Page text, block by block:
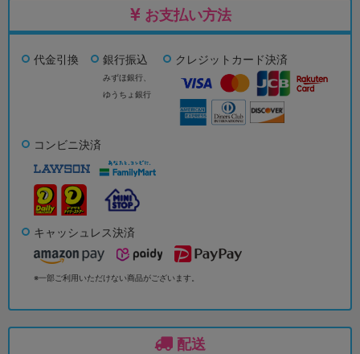
お支払い方法
代金引換 銀行振込
みずほ銀行、
ゆうちょ銀行
クレジットカード決済
コンビニ決済
キャッシュレス決済
※一部ご利用いただけない商品がございます。
配送